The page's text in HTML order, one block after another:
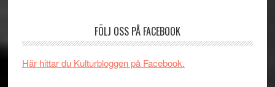
Brand
FÖLJ OSS PÅ FACEBOOK
Här hittar du Kulturbloggen på Facebook.